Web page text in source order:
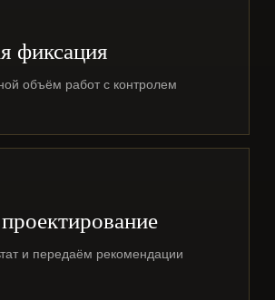
фиксация
объём работ с контролем
и передаём рекомендации